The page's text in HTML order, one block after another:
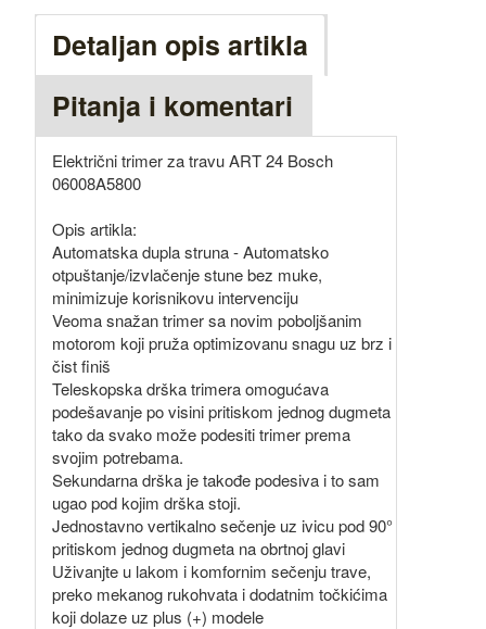
Detaljan opis artikla
Pitanja i komentari
Električni trimer za travu ART 24 Bosch
06008A5800
Opis artikla:
Automatska dupla struna - Automatsko
otpuštanje/izvlačenje stune bez muke,
minimizuje korisnikovu intervenciju
Veoma snažan trimer sa novim poboljšanim
motorom koji pruža optimizovanu snagu uz brz i
čist finiš
Teleskopska drška trimera omogućava
podešavanje po visini pritiskom jednog dugmeta
tako da svako može podesiti trimer prema
svojim potrebama.
Sekundarna drška je takođe podesiva i to sam
ugao pod kojim drška stoji.
Jednostavno vertikalno sečenje uz ivicu pod 90°
pritiskom jednog dugmeta na obrtnoj glavi
Uživanjte u lakom i komfornim sečenju trave,
preko mekanog rukohvata i dodatnim točkićima
koji dolaze uz plus (+) modele